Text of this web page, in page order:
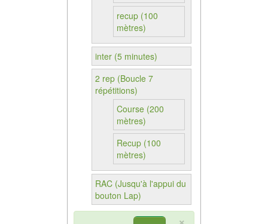
recup (100
mètres)
inter (5 minutes)
2 rep (Boucle 7
répétitions)
Course (200
mètres)
Recup (100
mètres)
RAC (Jusqu'à l'appui du
bouton Lap)